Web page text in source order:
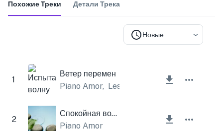
Похожие Треки Детали Трека
Новые
1
Ветер перемен
Piano Amor, Lesfm
2
Спокойная вода
Piano Amor